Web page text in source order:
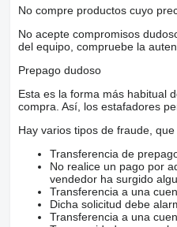
No compre productos cuyo
No acepte compromisos
del equipo, compruebe la
Prepago dudoso
Esta es la forma más habitual
compra. Así, los estafadores
Hay varios tipos de fraude,
Transferencia de
No realice un pago por
vendedor ha surgido
Transferencia a una
Dicha solicitud debe
Transferencia a una